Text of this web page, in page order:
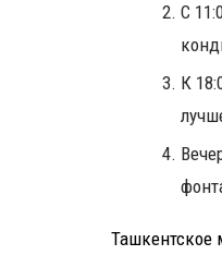
С
К
Ташкентское